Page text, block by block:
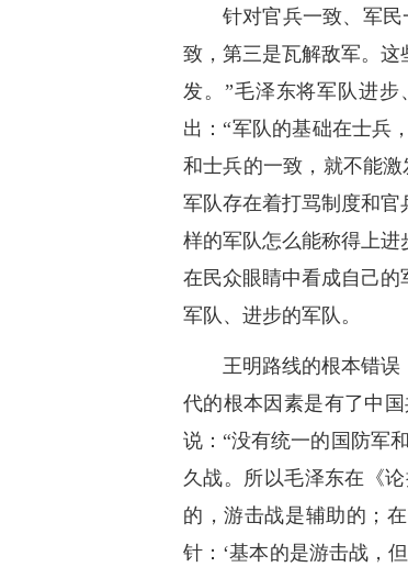
针对官兵一致、军
致，第三是瓦解敌军。
发。”毛泽东将军队进
出：“军队的基础在士兵
和士兵的一致，就不能
军队存在着打骂制度和官
样的军队怎么能称得上进
在民众眼睛中看成自己
军队、进步的军队。
王明路线的根本错
代的根本因素是有了中
说：“没有统一的国防军
久战。所以毛泽东在《
的，游击战是辅助的；
针：‘基本的是游击战，